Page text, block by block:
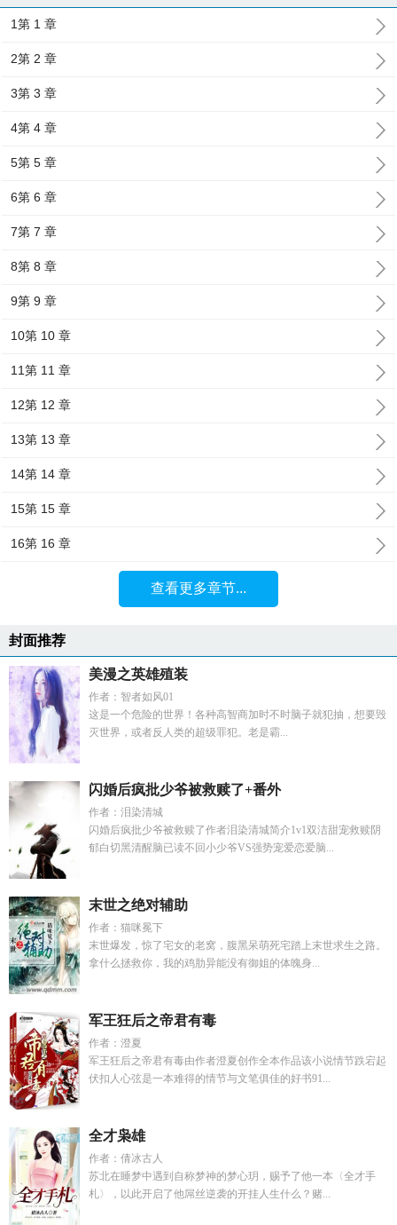
1第 1 章
2第 2 章
3第 3 章
4第 4 章
5第 5 章
6第 6 章
7第 7 章
8第 8 章
9第 9 章
10第 10 章
11第 11 章
12第 12 章
13第 13 章
14第 14 章
15第 15 章
16第 16 章
查看更多章节...
封面推荐
美漫之英雄殖装
作者：智者如风01
这是一个危险的世界！各种高智商加时不时脑子就犯抽，想要毁
灭世界，或者反人类的超级罪犯。老是霸...
闪婚后疯批少爷被救赎了+番外
作者：泪染清城
闪婚后疯批少爷被救赎了作者泪染清城简介1v1双洁甜宠救赎阴
郁白切黑清醒脑已读不回小少爷VS强势宠爱恋爱脑...
末世之绝对辅助
作者：猫咪冕下
末世爆发，惊了宅女的老窝，腹黑呆萌死宅踏上末世求生之路。
拿什么拯救你，我的鸡肋异能没有御姐的体魄身...
军王狂后之帝君有毒
作者：澄夏
军王狂后之帝君有毒由作者澄夏创作全本作品该小说情节跌宕起
伏扣人心弦是一本难得的情节与文笔俱佳的好书91...
全才枭雄
作者：倩冰古人
苏北在睡梦中遇到自称梦神的梦心玥，赐予了他一本〈全才手
札〉，以此开启了他屌丝逆袭的开挂人生什么？赌...